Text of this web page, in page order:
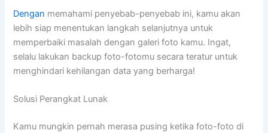
Dengan memahami penyebab-penyebab ini, kamu akan
lebih siap menentukan langkah selanjutnya untuk
memperbaiki masalah dengan galeri foto kamu. Ingat,
selalu lakukan backup foto-fotomu secara teratur untuk
menghindari kehilangan data yang berharga!
Solusi Perangkat Lunak
Kamu mungkin pernah merasa pusing ketika foto-foto di